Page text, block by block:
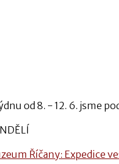
od 8. - 12. 6. jsme
Říčany: Expedice